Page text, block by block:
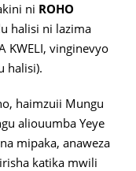
ni ROHO
halisi ni lazima
KWELI, vinginevyo
halisi).
haimzuii Mungu
aliouumba Yeye
mipaka, anaweza
katika mwili